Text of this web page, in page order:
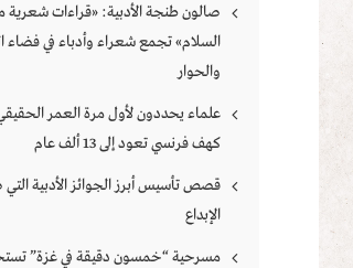
صالون طنجة الأدبية: «قراءات
السلام» تجمع شعراء وأدباء في فضاء
والحوار
علماء يحددون لأول مرة العمر
كهف فرنسي تعود إلى 13 ألف عام
قصص تأسيس أبرز الجوائز الأدبية
الإبداع
مسرحية “خمسون دقيقة في غزة”